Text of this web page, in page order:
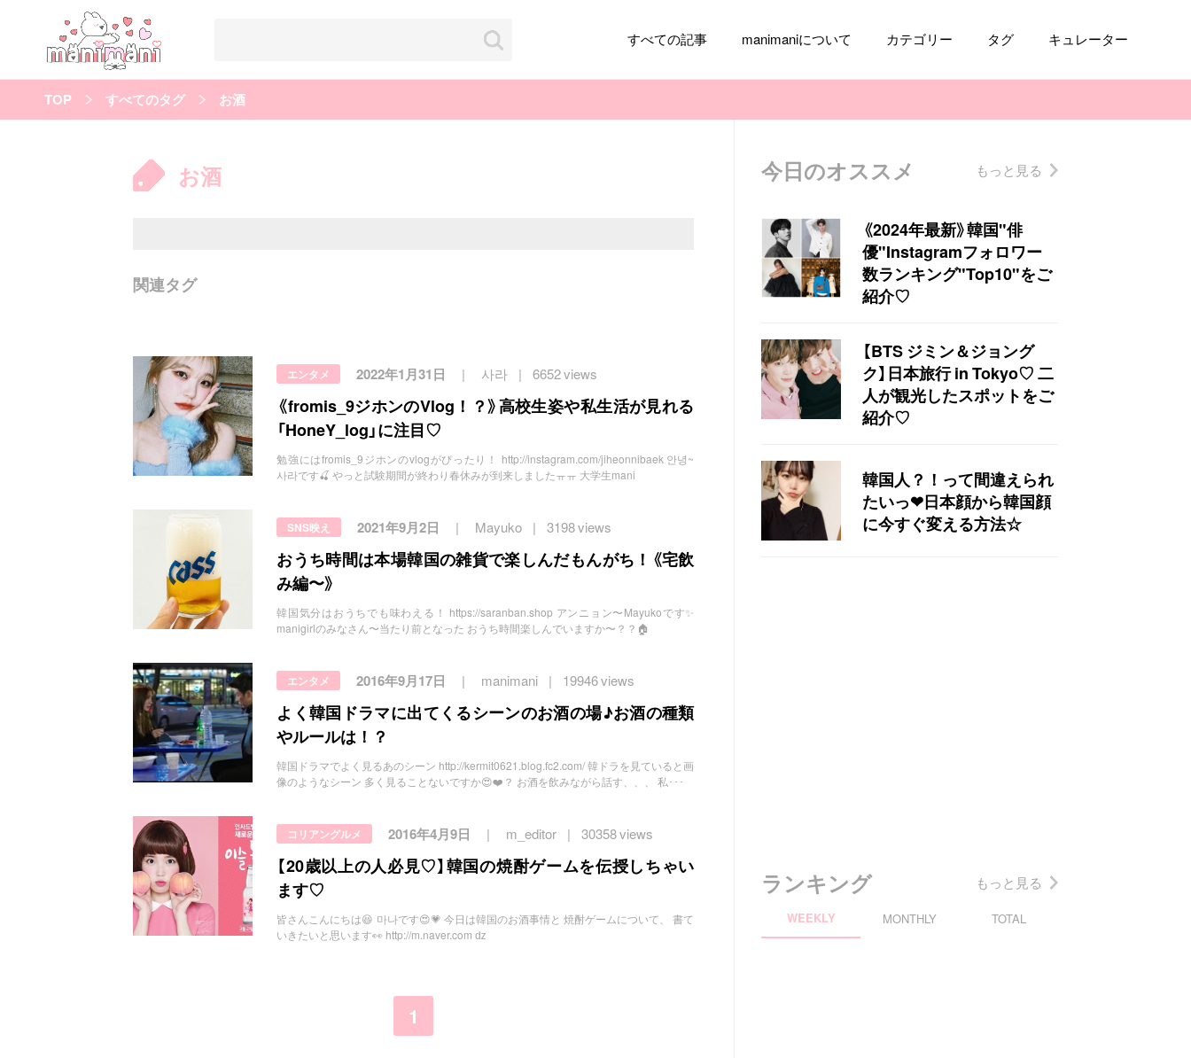
すべての記事 manimaniについて カテゴリー タグ キュレーター
カテゴリー一覧
運営会社
プライバシーポリシー
お問い合わせ
TOP すべてのタグ お酒
お酒
関連タグ
エンタメ 2022年1月31日 사라 6652 views
《fromis_9ジホンのVlog！？》高校生姿や私生活が見れる
「HoneY_log」に注目♡
勉強にはfromis_9ジホンのvlogがぴったり！ http://instagram.com/jiheonnibaek 안녕~
사라です🍒 やっと試験期間が終わり春休みが到来しましたㅠㅠ 大学生mani
SNS映え 2021年9月2日 Mayuko 3198 views
おうち時間は本場韓国の雑貨で楽しんだもんがち！《宅飲
み編〜》
韓国気分はおうちでも味わえる！ https://saranban.shop アンニョン〜Mayukoです✨
manigirlのみなさん〜当たり前となった おうち時間楽しんでいますか〜？？🏠
エンタメ 2016年9月17日 manimani 19946 views
よく韓国ドラマに出てくるシーンのお酒の場♪お酒の種類
やルールは！？
韓国ドラマでよく見るあのシーン http://kermit0621.blog.fc2.com/ 韓ドラを見ていると画
像のようなシーン 多く見ることないですか😍❤️？ お酒を飲みながら話す、、、 私･･･
コリアングルメ 2016年4月9日 m_editor 30358 views
【20歳以上の人必見♡】韓国の焼酎ゲームを伝授しちゃい
ます♡
皆さんこんにちは😆 마나です😍💗 今日は韓国のお酒事情と 焼酎ゲームについて、 書て
いきたいと思います👀 http://m.naver.com ǳ
1
今日のオススメ もっと見る
《2024年最新》韓国"俳
優"Instagramフォロワー
数ランキング"Top10"をご
紹介♡
【BTS ジミン＆ジョング
ク】日本旅行 in Tokyo♡ 二
人が観光したスポットをご
紹介♡
韓国人？！って間違えられ
たいっ❤︎日本顔から韓国顔
に今すぐ変える方法☆
ランキング もっと見る
WEEKLY MONTHLY TOTAL